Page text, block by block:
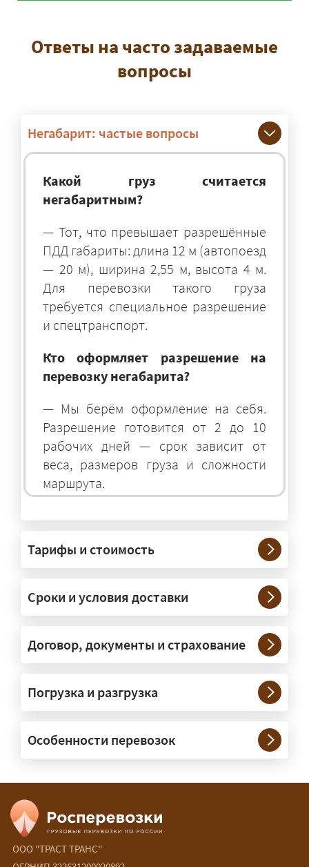
Ответы на часто задаваемые
вопросы
Негабарит: частые вопросы
Какой груз считается
негабаритным?
— Тот, что превышает разрешённые
ПДД габариты: длина 12 м (автопоезд
— 20 м), ширина 2,55 м, высота 4 м.
Для перевозки такого груза
требуется специальное разрешение
и спецтранспорт.
Кто оформляет разрешение на
перевозку негабарита?
— Мы берём оформление на себя.
Разрешение готовится от 2 до 10
рабочих дней — срок зависит от
веса, размеров груза и сложности
маршрута.
— На тралах и низкорамниках —
платформах, рассчитанных на
крупногабаритную технику и
конструкции. Транспорт подбираем
под конкретные размеры и вес груза.
сопровождение?
организуем. Потребность в машинах
прикрытия зависит от габаритов
груза и маршрута; это определяется
Сколько стоит перевозка
негабарита?
Тарифы и стоимость
Сроки и условия доставки
Договор, документы и страхование
Погрузка и разгрузка
Особенности перевозок
ООО "ТРАСТ ТРАНС"